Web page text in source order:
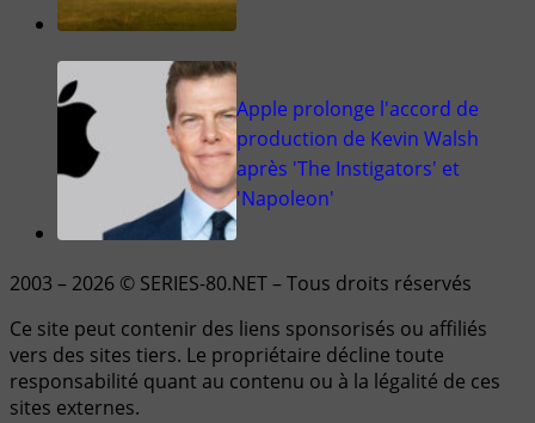
Apple prolonge l'accord de
production de Kevin Walsh
après 'The Instigators' et
'Napoleon'
2003 – 2026 © SERIES-80.NET – Tous droits réservés
Ce site peut contenir des liens sponsorisés ou affiliés
vers des sites tiers. Le propriétaire décline toute
responsabilité quant au contenu ou à la légalité de ces
sites externes.